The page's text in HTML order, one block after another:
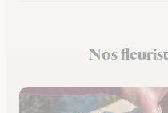
Fleuristes à Saint-Clar
Nos